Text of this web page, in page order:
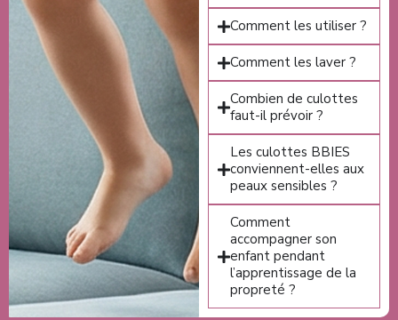
Comment les utiliser ?
Comment les laver ?
Combien de culottes
faut-il prévoir ?
Les culottes BBIES
conviennent-elles aux
peaux sensibles ?
Comment
accompagner son
enfant pendant
l’apprentissage de la
propreté ?